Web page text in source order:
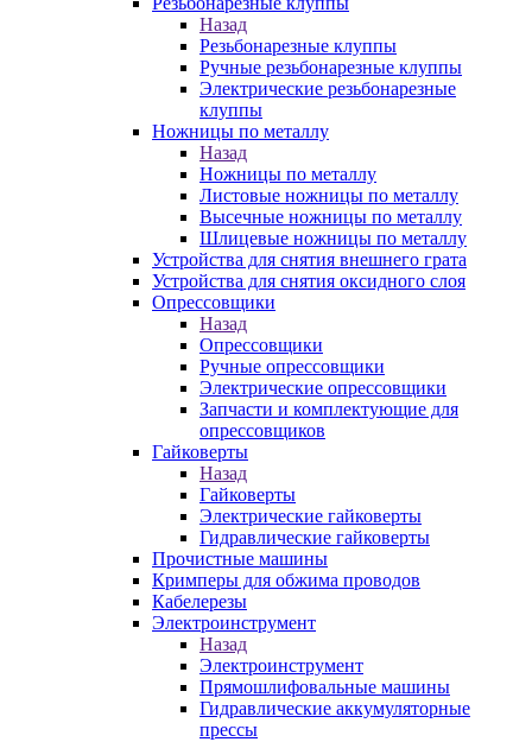
Назад
Резьбонарезные клуппы
Ручные резьбонарезные клуппы
Электрические резьбонарезные
клуппы
Ножницы по металлу
Назад
Ножницы по металлу
Листовые ножницы по металлу
Высечные ножницы по металлу
Шлицевые ножницы по металлу
Устройства для снятия внешнего грата
Устройства для снятия оксидного слоя
Опрессовщики
Назад
Опрессовщики
Ручные опрессовщики
Электрические опрессовщики
Запчасти и комплектующие для
опрессовщиков
Гайковерты
Назад
Гайковерты
Электрические гайковерты
Гидравлические гайковерты
Прочистные машины
Кримперы для обжима проводов
Кабелерезы
Электроинструмент
Назад
Электроинструмент
Прямошлифовальные машины
Гидравлические аккумуляторные
прессы